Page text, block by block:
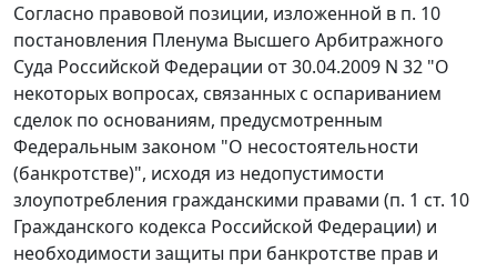
Согласно правовой позиции, изложенной в п. 10
постановления Пленума Высшего Арбитражного
Суда Российской Федерации от 30.04.2009 N 32 "О
некоторых вопросах, связанных с оспариванием
сделок по основаниям, предусмотренным
Федеральным законом "О несостоятельности
(банкротстве)", исходя из недопустимости
злоупотребления гражданскими правами (п. 1 ст. 10
Гражданского кодекса Российской Федерации) и
необходимости защиты при банкротстве прав и